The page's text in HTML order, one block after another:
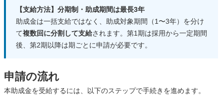
【支給方法】分期制・助成期間は最長3年
助成金は一括支給ではなく、助成対象期間（1〜3年）を分け
て複数回に分割して支給されます。第1期は採用から一定期間
後、第2期以降は期ごとに申請が必要です。
申請の流れ
本助成金を受給するには、以下のステップで手続きを進めます。